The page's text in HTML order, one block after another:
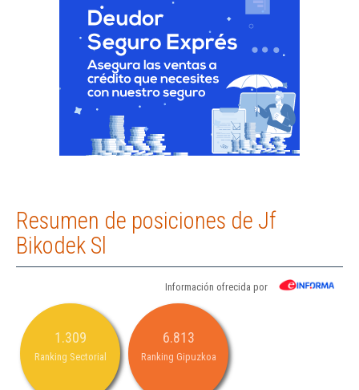
Resumen de posiciones de Jf
Bikodek Sl
Información ofrecida por
1.309
Ranking Sectorial
6.813
Ranking Gipuzkoa